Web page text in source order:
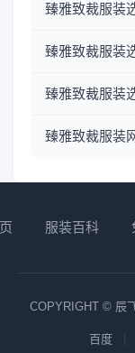
臻雅致裁服装
臻雅致裁服装
臻雅致裁服装
臻雅致裁服装
服装百科
COPYRIGHT © 辰
百度